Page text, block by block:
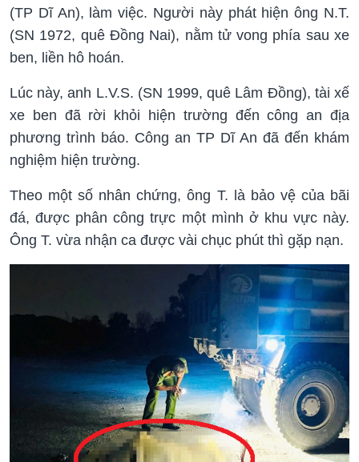
(TP Dĩ An), làm việc. Người này phát hiện ông N.T.
(SN 1972, quê Đồng Nai), nằm tử vong phía sau xe
ben, liền hô hoán.
Lúc này, anh L.V.S. (SN 1999, quê Lâm Đồng), tài xế
xe ben đã rời khỏi hiện trường đến công an địa
phương trình báo. Công an TP Dĩ An đã đến khám
nghiệm hiện trường.
Theo một số nhân chứng, ông T. là bảo vệ của bãi
đá, được phân công trực một mình ở khu vực này.
Ông T. vừa nhận ca được vài chục phút thì gặp nạn.